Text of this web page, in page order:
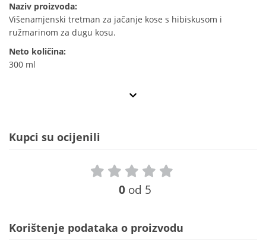
Naziv proizvoda:
Višenamjenski tretman za jačanje kose s hibiskusom i
ružmarinom za dugu kosu.
Neto količina:
300 ml
Kupci su ocijenili
0 od 5
Korištenje podataka o proizvodu